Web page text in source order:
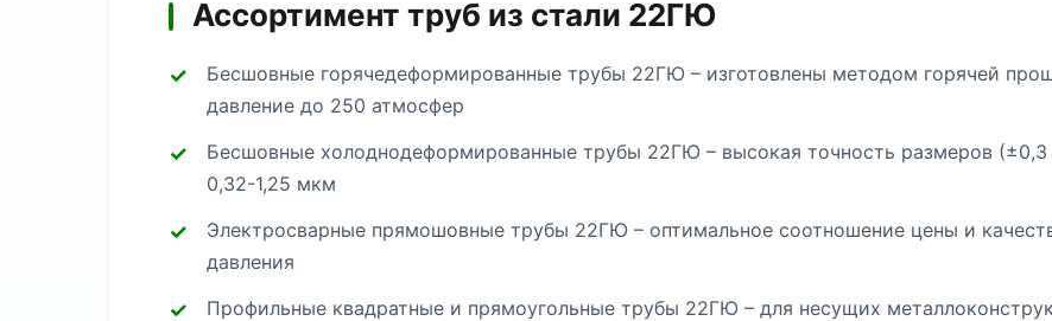
Ассортимент труб из стали 22ГЮ
Бесшовные горячедеформированные трубы 22ГЮ – изготовлены методом горячей
давление до 250 атмосфер
Бесшовные холоднодеформированные трубы 22ГЮ – высокая точность размеров (±0,3
0,32-1,25 мкм
Электросварные прямошовные трубы 22ГЮ – оптимальное соотношение цены и
давления
Профильные квадратные и прямоугольные трубы 22ГЮ – для несущих